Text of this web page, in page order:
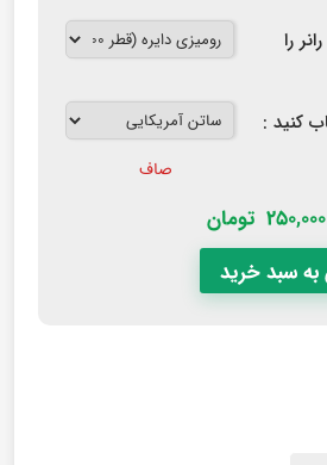
را
کنید :
صاف
250,000 تومان
به سبد خرید